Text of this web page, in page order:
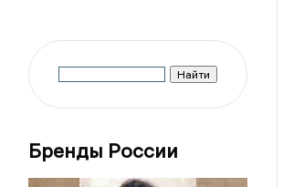
Бренды России